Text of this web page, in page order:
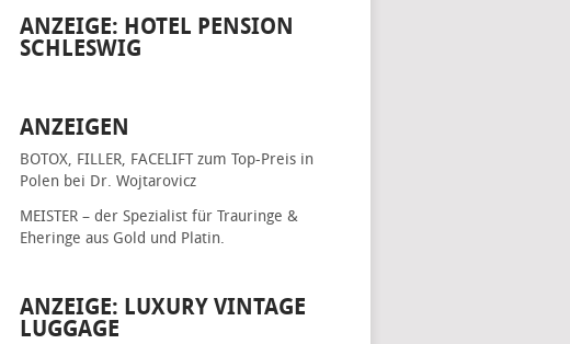
ANZEIGE: HOTEL PENSION
SCHLESWIG
ANZEIGEN
BOTOX, FILLER, FACELIFT zum Top-Preis in
Polen bei Dr. Wojtarovicz
MEISTER – der Spezialist für Trauringe &
Eheringe aus Gold und Platin.
ANZEIGE: LUXURY VINTAGE
LUGGAGE